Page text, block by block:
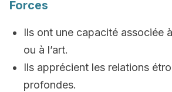
Forces
Ils ont une capacité associée
ou à l’art.
Ils apprécient les relations
profondes.